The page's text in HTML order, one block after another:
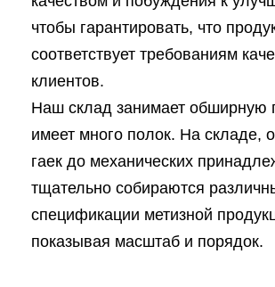
чтобы гарантировать, что
соответствует требованиям
клиентов.
Наш склад занимает обширную
имеет много полок. На складе,
гаек до механических
тщательно собираются
спецификации метизной
показывая масштаб и порядок.